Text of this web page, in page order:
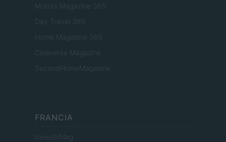
Motors Magazine 365
Day Travel 365
Home Magazine 365
Cineverse Magazine
SecondHomeMagazine
FRANCIA
InvestirMag